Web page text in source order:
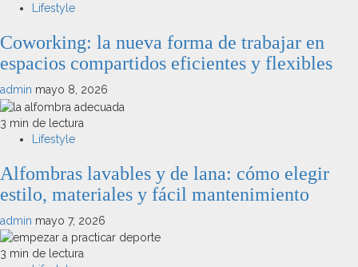
Lifestyle
Coworking: la nueva forma de trabajar en
espacios compartidos eficientes y flexibles
admin mayo 8, 2026
3 min de lectura
Lifestyle
Alfombras lavables y de lana: cómo elegir
estilo, materiales y fácil mantenimiento
admin mayo 7, 2026
3 min de lectura